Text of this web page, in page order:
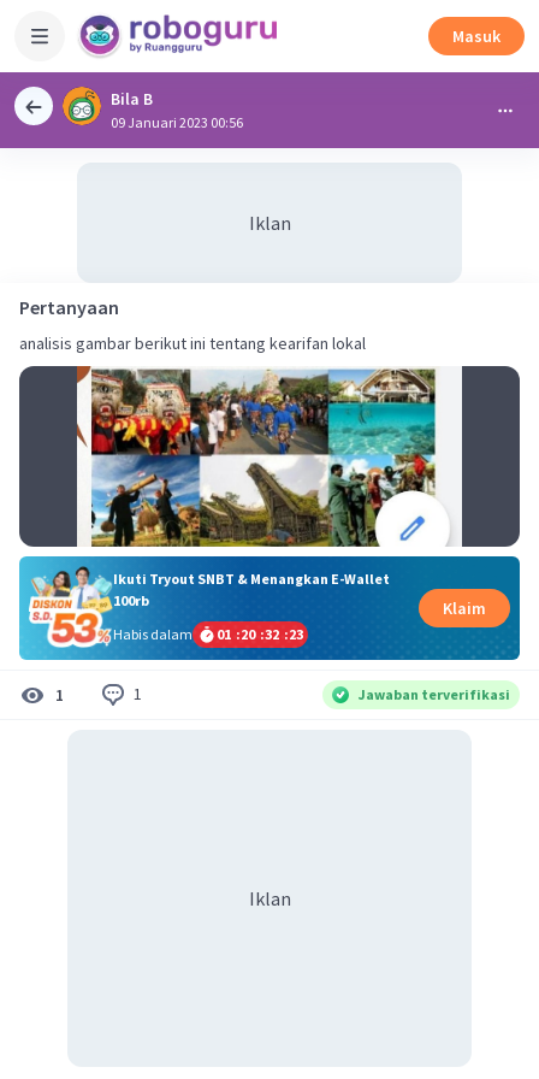
Masuk
Bila B
09 Januari 2023 00:56
Iklan
Pertanyaan
analisis gambar berikut ini tentang kearifan lokal
Ikuti Tryout SNBT & Menangkan E-Wallet
100rb
Habis dalam
01 :20 :32 :23
Klaim
1 1 Jawaban terverifikasi
Iklan